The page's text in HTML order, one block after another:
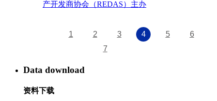
产开发商协会（REDAS）主办
1 2 3 4 5
6
7
Data download
资料下载